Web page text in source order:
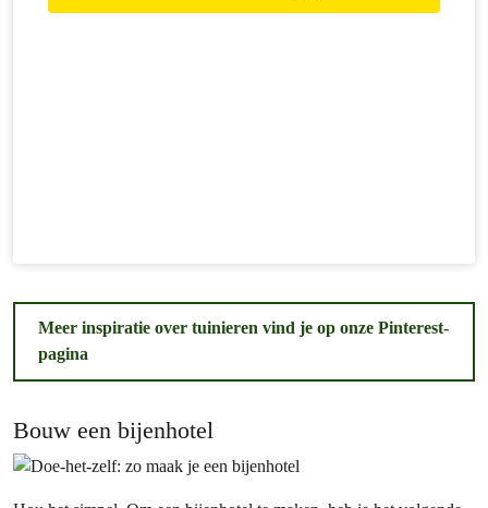
Meer inspiratie over tuinieren vind je op onze Pinterest-
pagina
Bouw een bijenhotel